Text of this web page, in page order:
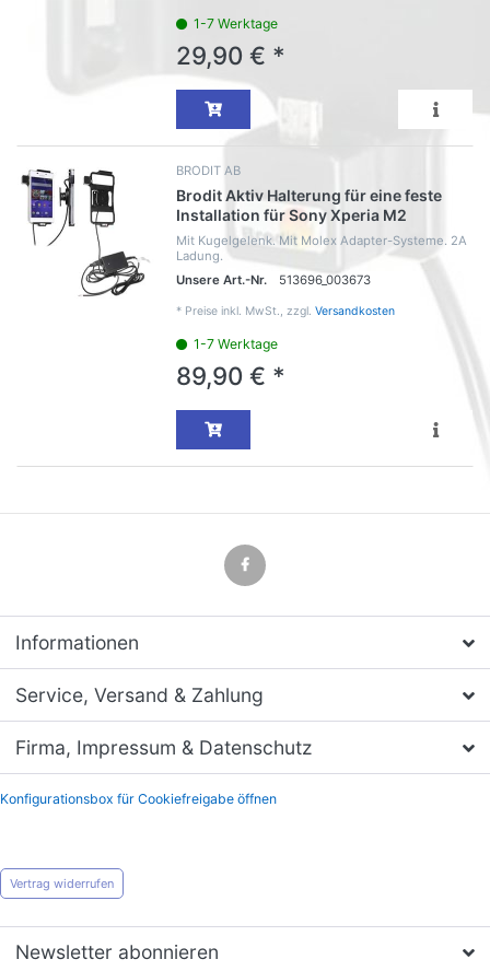
1-7 Werktage
29,90 € *
BRODIT AB
Brodit Aktiv Halterung für eine feste
Installation für Sony Xperia M2
Mit Kugelgelenk. Mit Molex Adapter-Systeme. 2A
Ladung.
Unsere Art.-Nr.
513696_003673
* Preise inkl. MwSt., zzgl. Versandkosten
1-7 Werktage
89,90 € *
Informationen
Service, Versand & Zahlung
Firma, Impressum & Datenschutz
Konfigurationsbox für Cookiefreigabe öffnen
Vertrag widerrufen
Newsletter abonnieren